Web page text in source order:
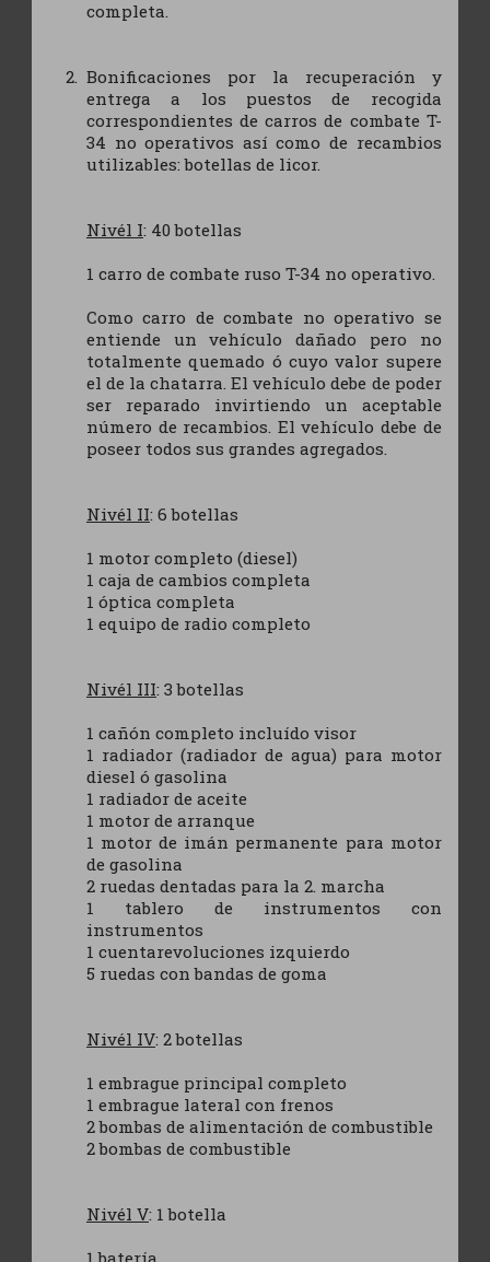
completa.
Bonificaciones por la recuperación y
entrega a los puestos de recogida
correspondientes de carros de combate T-
34 no operativos así como de recambios
utilizables: botellas de licor.
Nivél I: 40 botellas
1 carro de combate ruso T-34 no operativo.
Como carro de combate no operativo se
entiende un vehículo dañado pero no
totalmente quemado ó cuyo valor supere
el de la chatarra. El vehículo debe de poder
ser reparado invirtiendo un aceptable
número de recambios. El vehículo debe de
poseer todos sus grandes agregados.
Nivél II: 6 botellas
1 motor completo (diesel)
1 caja de cambios completa
1 óptica completa
1 equipo de radio completo
Nivél III: 3 botellas
1 cañón completo incluído visor
1 radiador (radiador de agua) para motor
diesel ó gasolina
1 radiador de aceite
1 motor de arranque
1 motor de imán permanente para motor
de gasolina
2 ruedas dentadas para la 2. marcha
1 tablero de instrumentos con
instrumentos
1 cuentarevoluciones izquierdo
5 ruedas con bandas de goma
Nivél IV: 2 botellas
1 embrague principal completo
1 embrague lateral con frenos
2 bombas de alimentación de combustible
2 bombas de combustible
Nivél V: 1 botella
1 batería